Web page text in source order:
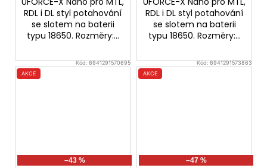
RDL i DL styl potahování
se slotem na baterii
typu 18650. Rozměry:...
RDL i DL styl potahování
se slotem na baterii
typu 18650. Rozměry:...
Kód:6941291570695
AKCE
–43 %
Kód:6941291573863
AKCE
–47 %